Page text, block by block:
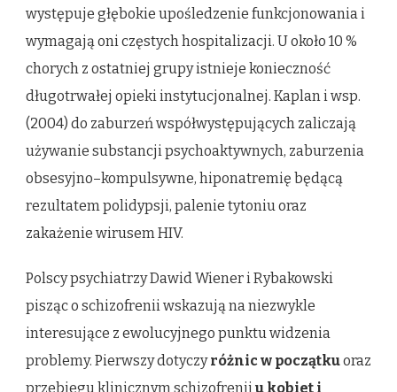
występuje głębokie upośledzenie funkcjonowania i
wymagają oni częstych hospitalizacji. U około 10 %
chorych z ostatniej grupy istnieje konieczność
długotrwałej opieki instytucjonalnej. Kaplan i wsp.
(2004) do zaburzeń współwystępujących zaliczają
używanie substancji psychoaktywnych, zaburzenia
obsesyjno–kompulsywne, hiponatremię będącą
rezultatem polidypsji, palenie tytoniu oraz
zakażenie wirusem HIV.
Polscy psychiatrzy Dawid Wiener i Rybakowski
pisząc o schizofrenii wskazują na niezwykle
interesujące z ewolucyjnego punktu widzenia
problemy. Pierwszy dotyczyróżnic w początkuoraz
przebiegu klinicznym schizofrenii u kobiet i